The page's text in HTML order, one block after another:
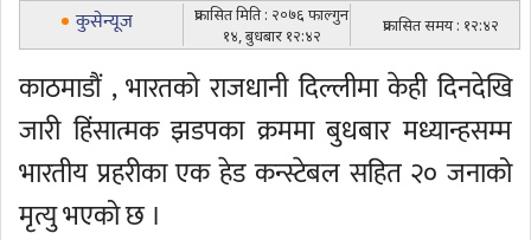
कुसेन्यूज
प्रकासित मिति : २०७६ फाल्गुन
१४, बुधबार १२:४२
प्रकासित समय : १२:४२
काठमाडौं , भारतको राजधानी दिल्लीमा केही दिनदेखि
जारी हिंसात्मक झडपका क्रममा बुधबार मध्यान्हसम्म
भारतीय प्रहरीका एक हेड कन्स्टेबल सहित २० जनाको
मृत्यु भएको छ ।